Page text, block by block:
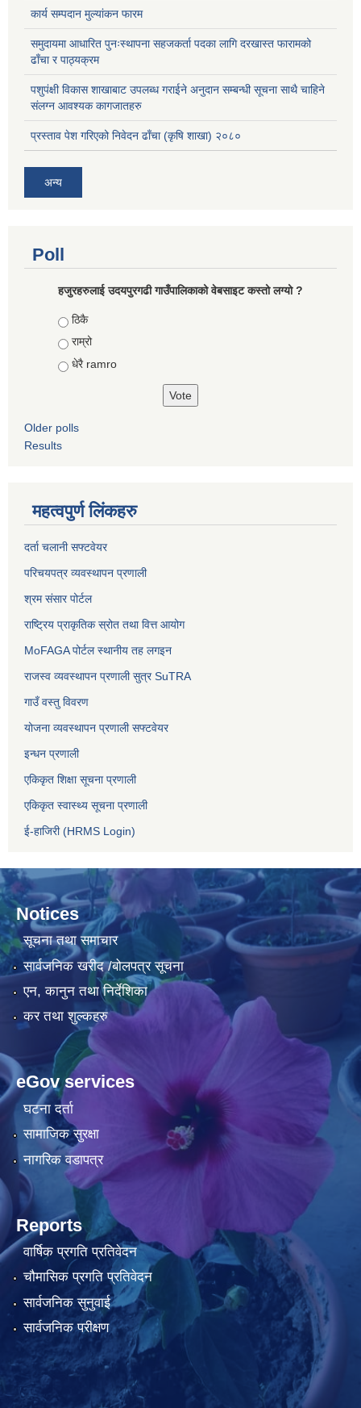
कार्य सम्पदान मुल्यांकन फारम
समुदायमा आधारित पुनःस्थापना सहजकर्ता पदका लागि दरखास्त फारामको
ढाँचा र पाठ्यक्रम
पशुपंक्षी विकास शाखाबाट उपलब्ध गराईने अनुदान सम्बन्धी सूचना साथै चाहिने
संलग्न आवश्यक कागजातहरु
प्रस्ताव पेश गरिएको निवेदन ढाँचा (कृषि शाखा) २०८०
अन्य
Poll
हजुरहरुलाई उदयपुरगढी गाउँपालिकाको वेबसाइट कस्तो लग्यो ?
Choices
ठिकै
राम्रो
धेरै ramro
Older polls
Results
महत्वपुर्ण लिंकहरु
दर्ता चलानी सफ्टवेयर
परिचयपत्र व्यवस्थापन प्रणाली
श्रम संसार पोर्टल
राष्ट्रिय प्राकृतिक स्रोत तथा वित्त आयोग
MoFAGA पोर्टल स्थानीय तह लगइन
राजस्व व्यवस्थापन प्रणाली सुत्र SuTRA
गाउँ वस्तु विवरण
योजना व्यवस्थापन प्रणाली सफ्टवेयर
इन्धन प्रणाली
एकिकृत शिक्षा सूचना प्रणाली
एकिकृत स्वास्थ्य सूचना प्रणाली
ई-हाजिरी (HRMS Login)
Notices
सूचना तथा समाचार
सार्वजनिक खरीद /बोलपत्र सूचना
एन, कानुन तथा निर्देशिका
कर तथा शुल्कहरु
eGov services
घटना दर्ता
सामाजिक सुरक्षा
नागरिक वडापत्र
Reports
वार्षिक प्रगति प्रतिवेदन
चौमासिक प्रगति प्रतिवेदन
सार्वजनिक सुनुवाई
सार्वजनिक परीक्षण